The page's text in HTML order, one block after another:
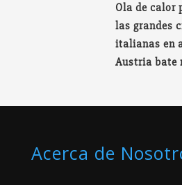
Ola de calor
las grandes
italianas en
Austria bate
Acerca de